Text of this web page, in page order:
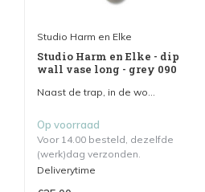
Studio Harm en Elke
Studio Harm en Elke - dip
wall vase long - grey 090
Naast de trap, in de wo...
Op voorraad
Voor 14.00 besteld, dezelfde
(werk)dag verzonden.
Deliverytime